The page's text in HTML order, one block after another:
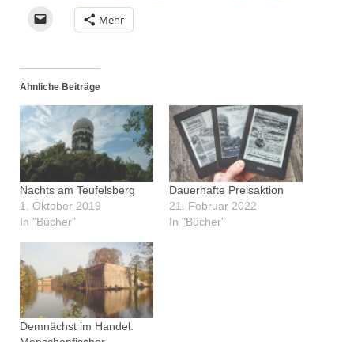
Mehr
Ähnliche Beiträge
Nachts am Teufelsberg
1. Oktober 2019
In "Bücher"
Dauerhafte Preisaktion
21. Februar 2022
In "Bücher"
Demnächst im Handel: